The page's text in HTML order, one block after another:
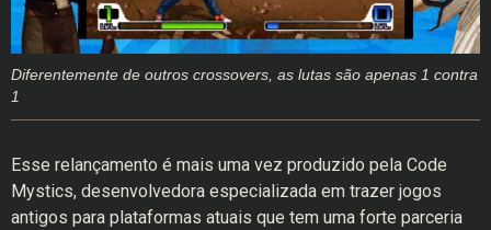
Diferentemente de outros crossovers, as lutas são apenas 1 contra
1
Esse relançamento é mais uma vez produzido pela Code
Mystics, desenvolvedora especializada em trazer jogos
antigos para plataformas atuais que tem uma forte parceria